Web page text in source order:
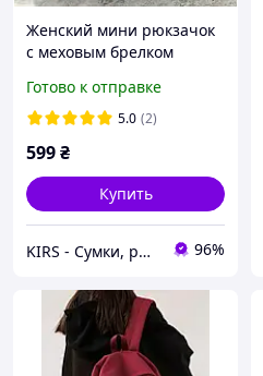
Женский мини рюкзачок
с меховым брелком
кожа
Готово к отправке
5.0 (2)
599₴
Купить
KIRS - Сумки, рюкзаки, портфели, клатчи, наручные часы оптом и в розницу 96%